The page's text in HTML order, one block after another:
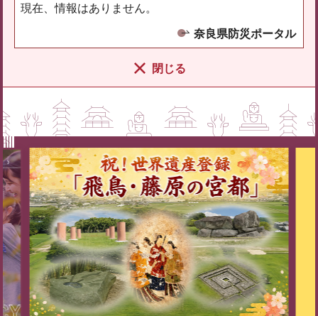
現在、情報はありません。
奈良県防災ポータル
閉じる